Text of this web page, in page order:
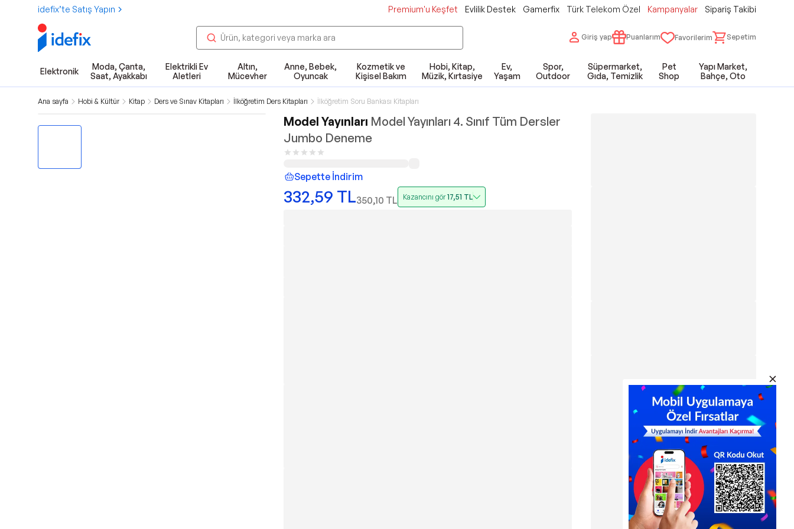
idefix’te Satış Yapın Premium'u Keşfet Evlilik Destek Gamerfix Türk Telekom Özel Kampanyalar Sipariş Takibi
Giriş yap Puanlarım Favorilerim Sepetim
Elektronik
Moda, Çanta,
Saat, Ayakkabı
Elektrikli Ev
Aletleri
Altın,
Mücevher
Anne, Bebek,
Oyuncak
Kozmetik ve
Kişisel Bakım
Hobi, Kitap,
Müzik, Kırtasiye
Ev,
Yaşam
Spor,
Outdoor
Süpermarket,
Gıda, Temizlik
Pet
Shop
Yapı Market,
Bahçe, Oto
Ana sayfa Hobi & Kültür Kitap Ders ve Sınav Kitapları İlköğretim Ders Kitapları İlköğretim Soru Bankası Kitapları
Model Yayınları Model Yayınları 4. Sınıf Tüm Dersler
Jumbo Deneme
Sepette İndirim
332,59 TL350,10 TL Kazancını gör17,51 TL